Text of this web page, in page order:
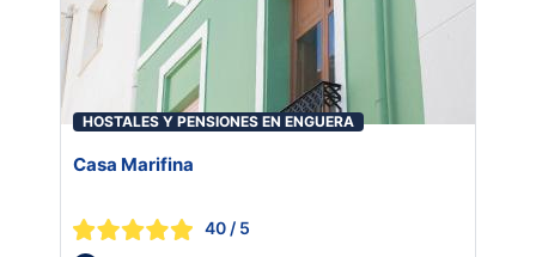
HOSTALES Y PENSIONES EN ENGUERA
Casa Marifina
40 / 5